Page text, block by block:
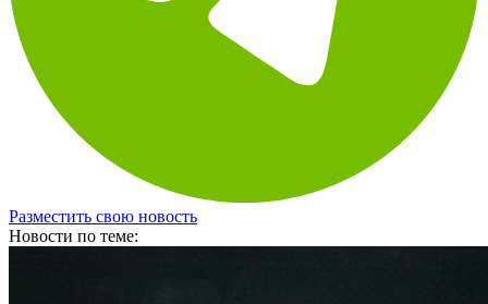
Разместить свою новость
Новости по теме: